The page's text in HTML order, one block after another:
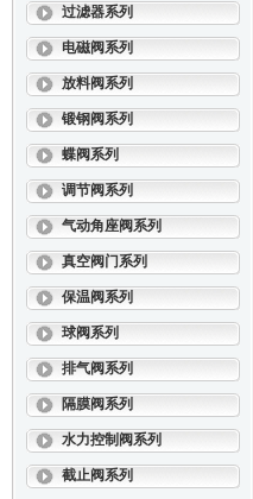
过滤器系列
电磁阀系列
放料阀系列
锻钢阀系列
蝶阀系列
调节阀系列
气动角座阀系列
真空阀门系列
保温阀系列
球阀系列
排气阀系列
隔膜阀系列
水力控制阀系列
截止阀系列